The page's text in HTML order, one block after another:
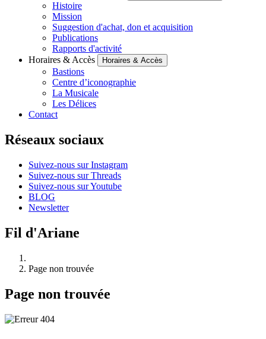
Histoire
Mission
Suggestion d'achat, don et acquisition
Publications
Rapports d'activité
Horaires & Accès
Horaires & Accès
Bastions
Centre d’iconographie
La Musicale
Les Délices
Contact
Réseaux sociaux
Suivez-nous sur Instagram
Suivez-nous sur Threads
Suivez-nous sur Youtube
BLOG
Newsletter
Fil d'Ariane
Page non trouvée
Page non trouvée